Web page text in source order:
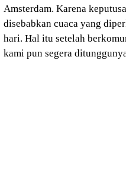
Amsterdam. Karena
disebabkan cuaca yang
hari. Hal itu setelah
kami pun segera